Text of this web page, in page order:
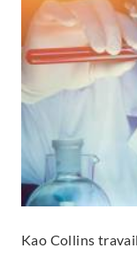
Kao Collins